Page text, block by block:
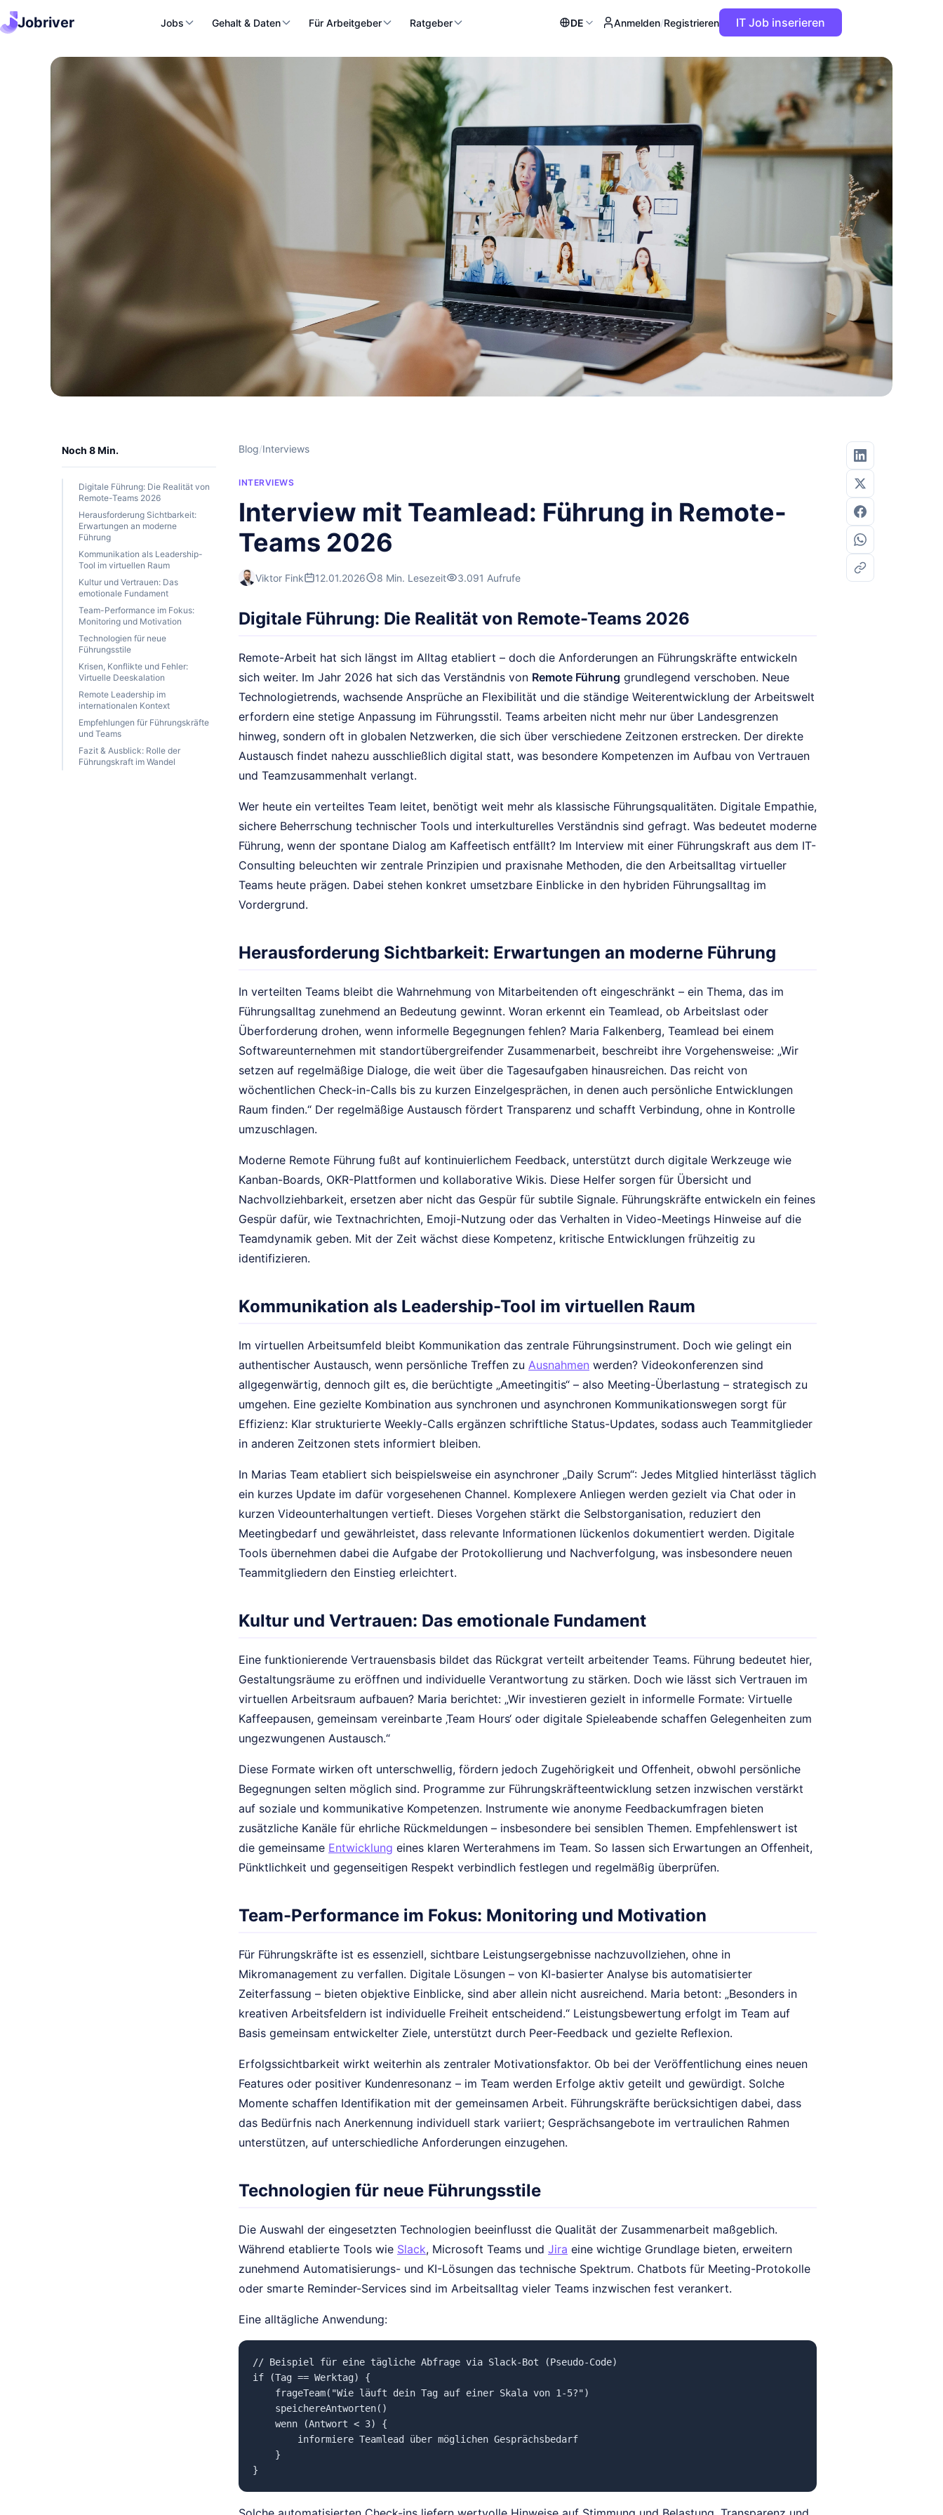
Jobriver Jobs Gehalt & Daten Für Arbeitgeber Ratgeber DE Anmelden/Registrieren IT Job inserieren
Noch 8 Min.
Digitale Führung: Die Realität von
Remote-Teams 2026
Herausforderung Sichtbarkeit:
Erwartungen an moderne
Führung
Kommunikation als Leadership-
Tool im virtuellen Raum
Kultur und Vertrauen: Das
emotionale Fundament
Team-Performance im Fokus:
Monitoring und Motivation
Technologien für neue
Führungsstile
Krisen, Konflikte und Fehler:
Virtuelle Deeskalation
Remote Leadership im
internationalen Kontext
Empfehlungen für Führungskräfte
und Teams
Fazit & Ausblick: Rolle der
Führungskraft im Wandel
Blog/Interviews
INTERVIEWS
Interview mit Teamlead: Führung in Remote-
Teams 2026
Viktor Fink 12.01.2026 8 Min. Lesezeit 3.091 Aufrufe
Digitale Führung: Die Realität von Remote-Teams 2026
Remote-Arbeit hat sich längst im Alltag etabliert – doch die Anforderungen an Führungskräfte entwickeln
sich weiter. Im Jahr 2026 hat sich das Verständnis von Remote Führung grundlegend verschoben. Neue
Technologietrends, wachsende Ansprüche an Flexibilität und die ständige Weiterentwicklung der Arbeitswelt
erfordern eine stetige Anpassung im Führungsstil. Teams arbeiten nicht mehr nur über Landesgrenzen
hinweg, sondern oft in globalen Netzwerken, die sich über verschiedene Zeitzonen erstrecken. Der direkte
Austausch findet nahezu ausschließlich digital statt, was besondere Kompetenzen im Aufbau von Vertrauen
und Teamzusammenhalt verlangt.
Wer heute ein verteiltes Team leitet, benötigt weit mehr als klassische Führungsqualitäten. Digitale Empathie,
sichere Beherrschung technischer Tools und interkulturelles Verständnis sind gefragt. Was bedeutet moderne
Führung, wenn der spontane Dialog am Kaffeetisch entfällt? Im Interview mit einer Führungskraft aus dem IT-
Consulting beleuchten wir zentrale Prinzipien und praxisnahe Methoden, die den Arbeitsalltag virtueller
Teams heute prägen. Dabei stehen konkret umsetzbare Einblicke in den hybriden Führungsalltag im
Vordergrund.
Herausforderung Sichtbarkeit: Erwartungen an moderne Führung
In verteilten Teams bleibt die Wahrnehmung von Mitarbeitenden oft eingeschränkt – ein Thema, das im
Führungsalltag zunehmend an Bedeutung gewinnt. Woran erkennt ein Teamlead, ob Arbeitslast oder
Überforderung drohen, wenn informelle Begegnungen fehlen? Maria Falkenberg, Teamlead bei einem
Softwareunternehmen mit standortübergreifender Zusammenarbeit, beschreibt ihre Vorgehensweise: „Wir
setzen auf regelmäßige Dialoge, die weit über die Tagesaufgaben hinausreichen. Das reicht von
wöchentlichen Check-in-Calls bis zu kurzen Einzelgesprächen, in denen auch persönliche Entwicklungen
Raum finden.“ Der regelmäßige Austausch fördert Transparenz und schafft Verbindung, ohne in Kontrolle
umzuschlagen.
Moderne Remote Führung fußt auf kontinuierlichem Feedback, unterstützt durch digitale Werkzeuge wie
Kanban-Boards, OKR-Plattformen und kollaborative Wikis. Diese Helfer sorgen für Übersicht und
Nachvollziehbarkeit, ersetzen aber nicht das Gespür für subtile Signale. Führungskräfte entwickeln ein feines
Gespür dafür, wie Textnachrichten, Emoji-Nutzung oder das Verhalten in Video-Meetings Hinweise auf die
Teamdynamik geben. Mit der Zeit wächst diese Kompetenz, kritische Entwicklungen frühzeitig zu
identifizieren.
Kommunikation als Leadership-Tool im virtuellen Raum
Im virtuellen Arbeitsumfeld bleibt Kommunikation das zentrale Führungsinstrument. Doch wie gelingt ein
authentischer Austausch, wenn persönliche Treffen zu Ausnahmen werden? Videokonferenzen sind
allgegenwärtig, dennoch gilt es, die berüchtigte „Ameetingitis“ – also Meeting-Überlastung – strategisch zu
umgehen. Eine gezielte Kombination aus synchronen und asynchronen Kommunikationswegen sorgt für
Effizienz: Klar strukturierte Weekly-Calls ergänzen schriftliche Status-Updates, sodass auch Teammitglieder
in anderen Zeitzonen stets informiert bleiben.
In Marias Team etabliert sich beispielsweise ein asynchroner „Daily Scrum“: Jedes Mitglied hinterlässt täglich
ein kurzes Update im dafür vorgesehenen Channel. Komplexere Anliegen werden gezielt via Chat oder in
kurzen Videounterhaltungen vertieft. Dieses Vorgehen stärkt die Selbstorganisation, reduziert den
Meetingbedarf und gewährleistet, dass relevante Informationen lückenlos dokumentiert werden. Digitale
Tools übernehmen dabei die Aufgabe der Protokollierung und Nachverfolgung, was insbesondere neuen
Teammitgliedern den Einstieg erleichtert.
Kultur und Vertrauen: Das emotionale Fundament
Eine funktionierende Vertrauensbasis bildet das Rückgrat verteilt arbeitender Teams. Führung bedeutet hier,
Gestaltungsräume zu eröffnen und individuelle Verantwortung zu stärken. Doch wie lässt sich Vertrauen im
virtuellen Arbeitsraum aufbauen? Maria berichtet: „Wir investieren gezielt in informelle Formate: Virtuelle
Kaffeepausen, gemeinsam vereinbarte ‚Team Hours‘ oder digitale Spieleabende schaffen Gelegenheiten zum
ungezwungenen Austausch.“
Diese Formate wirken oft unterschwellig, fördern jedoch Zugehörigkeit und Offenheit, obwohl persönliche
Begegnungen selten möglich sind. Programme zur Führungskräfteentwicklung setzen inzwischen verstärkt
auf soziale und kommunikative Kompetenzen. Instrumente wie anonyme Feedbackumfragen bieten
zusätzliche Kanäle für ehrliche Rückmeldungen – insbesondere bei sensiblen Themen. Empfehlenswert ist
die gemeinsame Entwicklung eines klaren Werterahmens im Team. So lassen sich Erwartungen an Offenheit,
Pünktlichkeit und gegenseitigen Respekt verbindlich festlegen und regelmäßig überprüfen.
Team-Performance im Fokus: Monitoring und Motivation
Für Führungskräfte ist es essenziell, sichtbare Leistungsergebnisse nachzuvollziehen, ohne in
Mikromanagement zu verfallen. Digitale Lösungen – von KI-basierter Analyse bis automatisierter
Zeiterfassung – bieten objektive Einblicke, sind aber allein nicht ausreichend. Maria betont: „Besonders in
kreativen Arbeitsfeldern ist individuelle Freiheit entscheidend.“ Leistungsbewertung erfolgt im Team auf
Basis gemeinsam entwickelter Ziele, unterstützt durch Peer-Feedback und gezielte Reflexion.
Erfolgssichtbarkeit wirkt weiterhin als zentraler Motivationsfaktor. Ob bei der Veröffentlichung eines neuen
Features oder positiver Kundenresonanz – im Team werden Erfolge aktiv geteilt und gewürdigt. Solche
Momente schaffen Identifikation mit der gemeinsamen Arbeit. Führungskräfte berücksichtigen dabei, dass
das Bedürfnis nach Anerkennung individuell stark variiert; Gesprächsangebote im vertraulichen Rahmen
unterstützen, auf unterschiedliche Anforderungen einzugehen.
Technologien für neue Führungsstile
Die Auswahl der eingesetzten Technologien beeinflusst die Qualität der Zusammenarbeit maßgeblich.
Während etablierte Tools wie Slack, Microsoft Teams und Jira eine wichtige Grundlage bieten, erweitern
zunehmend Automatisierungs- und KI-Lösungen das technische Spektrum. Chatbots für Meeting-Protokolle
oder smarte Reminder-Services sind im Arbeitsalltag vieler Teams inzwischen fest verankert.
Eine alltägliche Anwendung:
// Beispiel für eine tägliche Abfrage via Slack-Bot (Pseudo-Code)
if (Tag == Werktag) {
    frageTeam("Wie läuft dein Tag auf einer Skala von 1-5?")
    speichereAntworten()
    wenn (Antwort < 3) {
        informiere Teamlead über möglichen Gesprächsbedarf
    }